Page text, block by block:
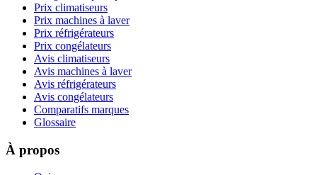
Prix climatiseurs
Prix machines à laver
Prix réfrigérateurs
Prix congélateurs
Avis climatiseurs
Avis machines à laver
Avis réfrigérateurs
Avis congélateurs
Comparatifs marques
Glossaire
À propos